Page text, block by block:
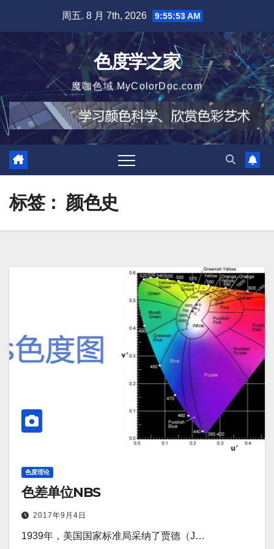
周五. 8 月 7th, 2026 9:55:55 AM
色度学之家
魔咖色域 MyColorDoc.com
标签： 颜色史
色度理论
色差单位NBS
2017年9月4日
1939年，美国国家标准局采纳了贾德（J…